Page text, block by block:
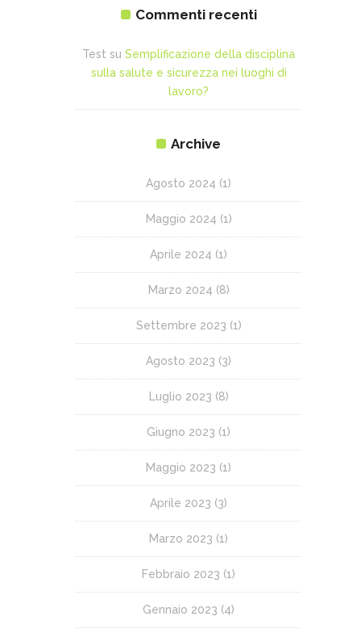
Commenti recenti
Test su Semplificazione della disciplina
sulla salute e sicurezza nei luoghi di
lavoro?
Archive
Agosto 2024 (1)
Maggio 2024 (1)
Aprile 2024 (1)
Marzo 2024 (8)
Settembre 2023 (1)
Agosto 2023 (3)
Luglio 2023 (8)
Giugno 2023 (1)
Maggio 2023 (1)
Aprile 2023 (3)
Marzo 2023 (1)
Febbraio 2023 (1)
Gennaio 2023 (4)